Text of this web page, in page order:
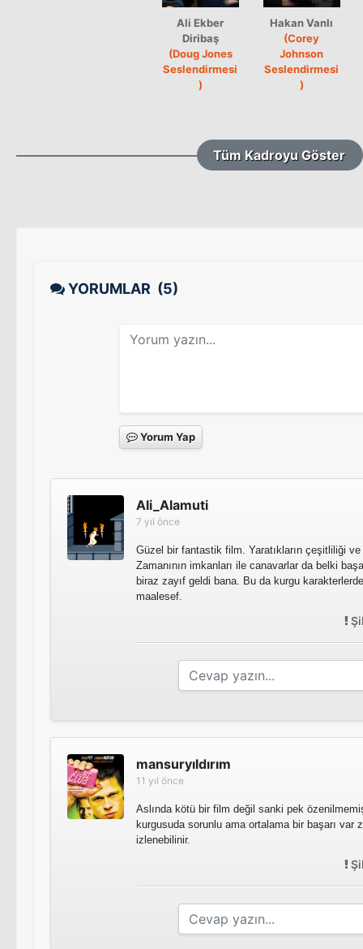
Ali Ekber
Diribaş
(Doug Jones
Seslendirmesi
)
Hakan Vanlı
(Corey
Johnson
Seslendirmesi
)
Tüm Kadroyu Göster
YORUMLAR (5)
Yorum Yap
Ali_Alamuti
7 yıl önce
Güzel bir fantastik film. Yaratıkların çeşitliliği
Zamanının imkanları ile canavarlar da belki
biraz zayıf geldi bana. Bu da kurgu
maalesef.
mansuryıldırım
11 yıl önce
Aslında kötü bir film değil sanki pek
kurgusuda sorunlu ama ortalama bir başarı var
izlenebilinir.